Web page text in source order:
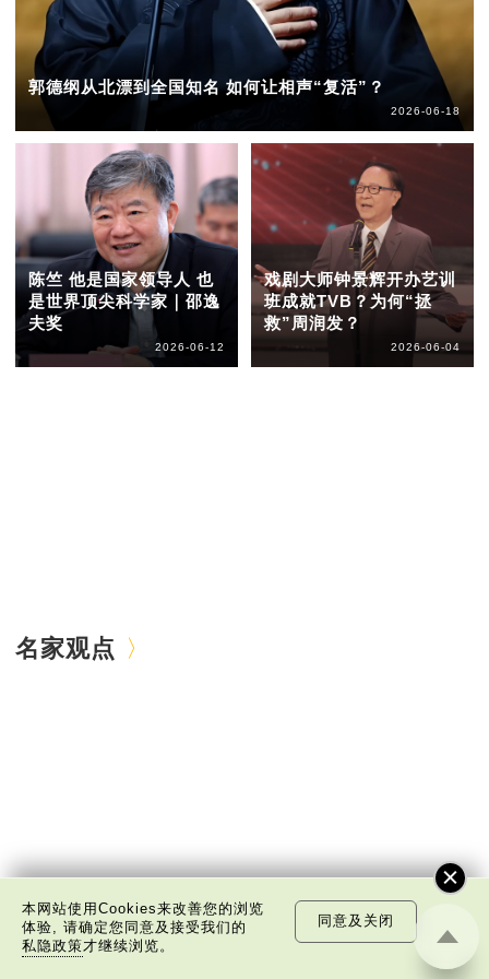
郭德纲从北漂到全国知名 如何让相声“复活”？
2026-06-18
陈竺 他是国家领导人 也
是世界顶尖科学家｜邵逸
夫奖
2026-06-12
戏剧大师钟景辉开办艺训
班成就TVB？为何“拯
救”周润发？
2026-06-04
名家观点
本网站使用Cookies来改善您的浏览
体验, 请确定您同意及接受我们的
私隐政策才继续浏览。
同意及关闭